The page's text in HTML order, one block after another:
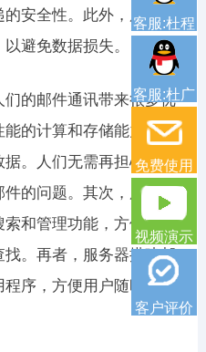
安全性。此外，服务器
避免数据损失。
的邮件通讯带来很多优
的计算和存储能力，可
。人们无需再担心邮箱
的问题。其次，服务器
和管理功能，方便用户
。再者，服务器搭建邮
序，方便用户随时随地
客服:杜程
客服:杜广
免费使用
视频演示
客户评价